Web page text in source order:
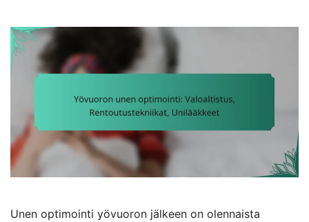
Unen optimointi yövuoron jälkeen on olennaista